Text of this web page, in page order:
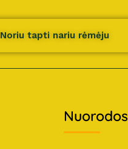
Noriu tapti nariu rėmėju
Nuorodos